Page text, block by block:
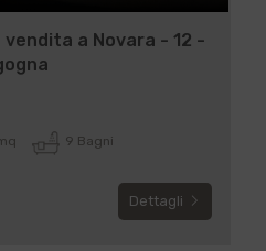
vendita a Novara - 12 -
9 Bagni
Dettagli